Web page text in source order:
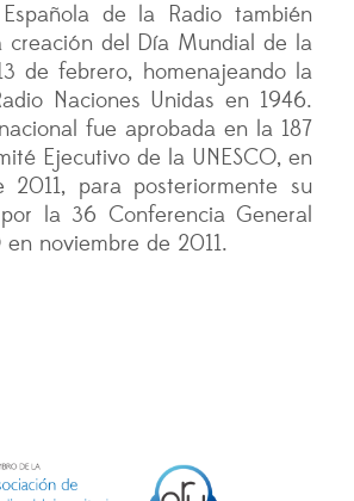
de la Radio también
creación del Día Mundial de la
de febrero, homenajeando la
Naciones Unidas en 1946.
fue aprobada en la 187
Ejecutivo de la UNESCO, en
2011, para posteriormente su
la 36 Conferencia General
en noviembre de 2011.